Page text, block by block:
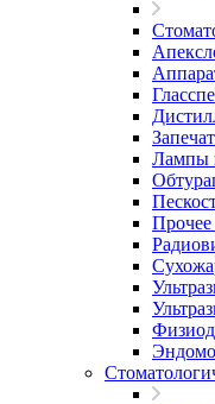
Лампы
Прочее